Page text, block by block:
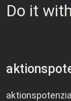
Do it